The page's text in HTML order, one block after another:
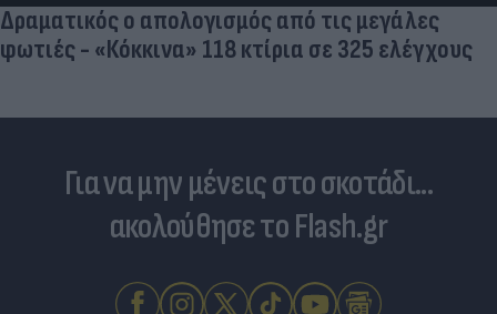
Δραματικός ο απολογισμός από τις μεγάλες
φωτιές - «Κόκκινα» 118 κτίρια σε 325 ελέγχους
Για να μην μένεις στο σκοτάδι...
ακολούθησε το Flash.gr